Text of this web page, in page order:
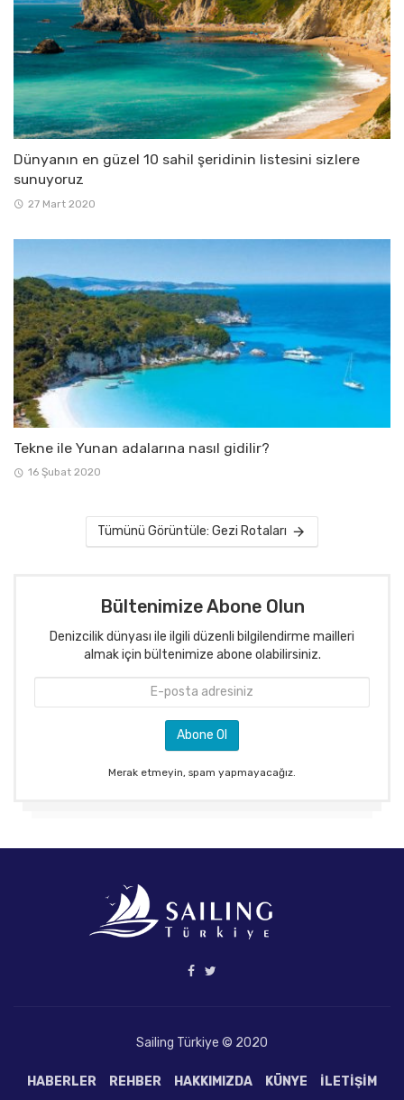
Dünyanın en güzel 10 sahil şeridinin listesini sizlere
sunuyoruz
27 Mart 2020
Tekne ile Yunan adalarına nasıl gidilir?
16 Şubat 2020
Tümünü Görüntüle: Gezi Rotaları
Bültenimize Abone Olun
Denizcilik dünyası ile ilgili düzenli bilgilendirme mailleri
almak için bültenimize abone olabilirsiniz.
Merak etmeyin, spam yapmayacağız.
Sailing Türkiye © 2020
HABERLER REHBER HAKKIMIZDA KÜNYE İLETIŞIM